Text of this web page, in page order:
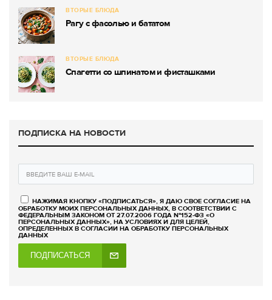
ВТОРЫЕ БЛЮДА
Рагу с фасолью и бататом
ВТОРЫЕ БЛЮДА
Спагетти со шпинатом и фисташками
ПОДПИСКА НА НОВОСТИ
НАЖИМАЯ КНОПКУ «ПОДПИСАТЬСЯ», Я ДАЮ СВОЕ СОГЛАСИЕ НА
ОБРАБОТКУ МОИХ ПЕРСОНАЛЬНЫХ ДАННЫХ, В СООТВЕТСТВИИ С
ФЕДЕРАЛЬНЫМ ЗАКОНОМ ОТ 27.07.2006 ГОДА №152-ФЗ «О
ПЕРСОНАЛЬНЫХ ДАННЫХ», НА УСЛОВИЯХ И ДЛЯ ЦЕЛЕЙ,
ОПРЕДЕЛЕННЫХ В СОГЛАСИИ НА ОБРАБОТКУ ПЕРСОНАЛЬНЫХ
ДАННЫХ
ПОДПИСАТЬСЯ